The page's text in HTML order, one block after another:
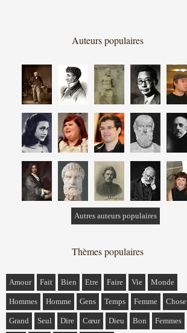
Auteurs populaires
Autres auteurs populaires
Thèmes populaires
Amour Fait Bien Etre Faire Vie Monde
Hommes Homme Gens Temps Femme Chose
Grand Seul Dire Cœur Dieu Bon Femmes